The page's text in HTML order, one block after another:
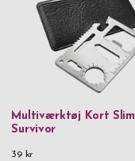
Multiværktøj Kort Slim
Survivor
39 kr